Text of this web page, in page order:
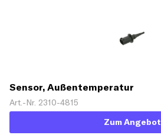
Sensor, Außentemperatur
Art.-Nr. 2310-4815
Zum Angebot